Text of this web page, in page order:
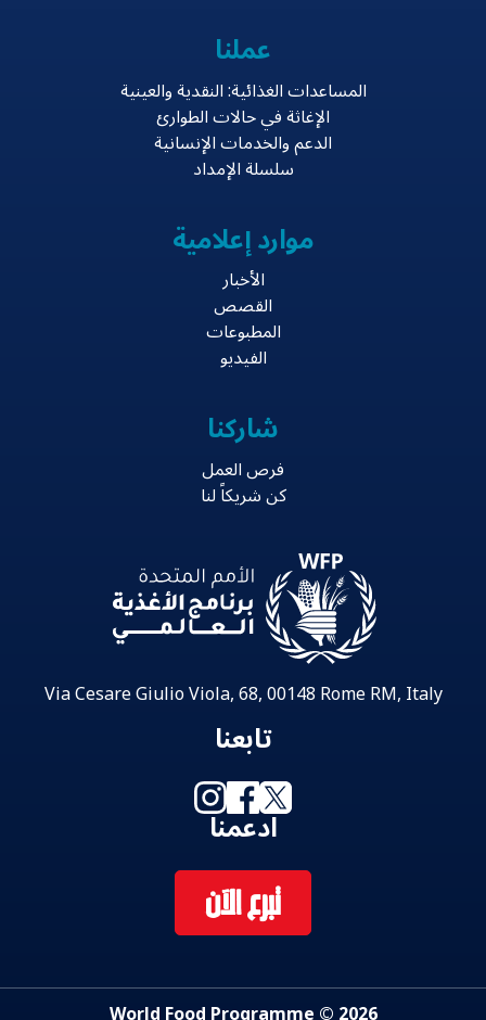
عملنا
المساعدات الغذائية: النقدية والعينية
الإغاثة في حالات الطوارئ
الدعم والخدمات الإنسانية
سلسلة الإمداد
موارد إعلامية
الأخبار
القصص
المطبوعات
الفيديو
شاركنا
فرص العمل
كن شريكاً لنا
Via Cesare Giulio Viola, 68, 00148 Rome RM, Italy
تابعنا
ادعمنا
تبرع الآن